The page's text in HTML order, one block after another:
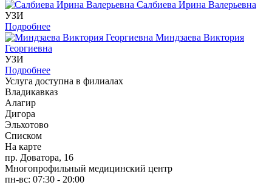
Салбиева Ирина Валерьевна
УЗИ
Подробнее
Миндзаева Виктория
Георгиевна
УЗИ
Подробнее
Услуга доступна в филиалах
Владикавказ
Алагир
Дигора
Эльхотово
Списком
На карте
пр. Доватора, 16
Многопрофильный медицинский центр
пн-вс: 07:30 - 20:00